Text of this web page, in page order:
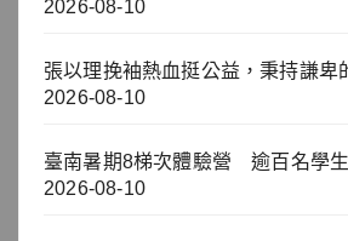
2026-08-10
張以理挽袖熱血挺公益，秉持謙卑
2026-08-10
臺南暑期8梯次體驗營 逾百名學
2026-08-10